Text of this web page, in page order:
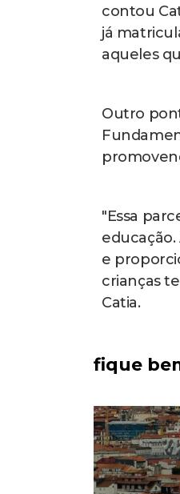
contou
já
aqueles
Outro
"Essa
e
crianças
Catia.
fique